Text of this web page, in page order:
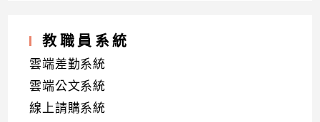
教職員系統
雲端差勤系統
雲端公文系統
線上請購系統